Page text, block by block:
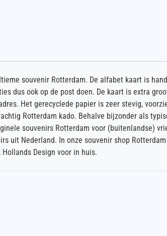
souvenir Rotterdam. De alfabet kaart is
dus ook op de post doen. De kaart is extra
Het gerecyclede papier is zeer stevig,
Rotterdam kado. Behalve bijzonder als
souvenirs Rotterdam voor (buitenlandse)
uit Nederland. In onze souvenir shop
Design voor in huis.